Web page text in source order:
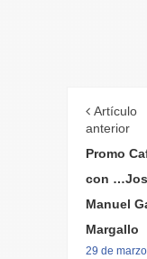
Artículo
anterior
Promo
con
Manuel
Margallo
29 de